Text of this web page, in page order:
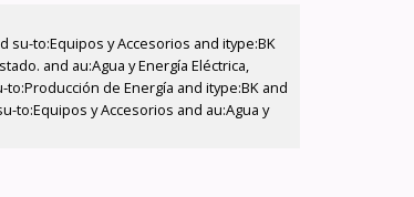
su-to:Equipos y Accesorios and itype:BK
and au:Agua y Energía Eléctrica,
de Energía and itype:BK and
to:Equipos y Accesorios and au:Agua y